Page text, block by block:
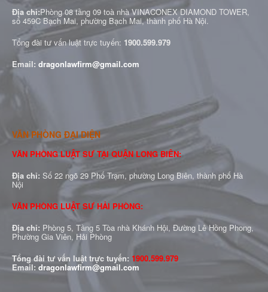
Địa chỉ:Phòng 08 tầng 09 toà nhà VINACONEX DIAMOND TOWER,
số 459C Bạch Mai, phường Bạch Mai, thành phố Hà Nội.
Tổng đài tư vấn luật trực tuyến: 1900.599.979
Email: dragonlawfirm@gmail.com
VĂN PHÒNG ĐẠI DIỆN
VĂN PHÒNG LUẬT SƯ TẠI QUẬN LONG BIÊN:
Địa chỉ: Số 22 ngõ 29 Phố Trạm, phường Long Biên, thành phố Hà
Nội
VĂN PHÒNG LUẬT SƯ HẢI PHÒNG:
Địa chỉ: Phòng 5, Tầng 5 Tòa nhà Khánh Hội, Đường Lê Hồng Phong,
Phường Gia Viên, Hải Phòng
Tổng đài tư vấn luật trực tuyến: 1900.599.979
Email: dragonlawfirm@gmail.com